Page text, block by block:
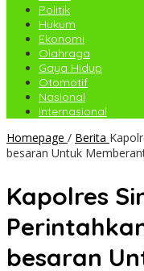
Politik
Hukum
Ekonomi
Olahraga
Gaya Hidup
Otomotif
Nasional
Internasional
Homepage / Berita
besaran Untuk
Kapolres
besaran